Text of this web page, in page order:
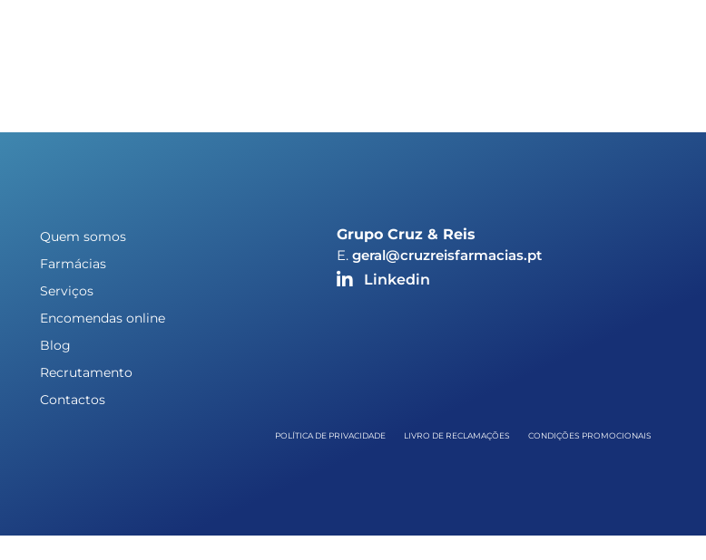
Quem somos
Farmácias
Serviços
Encomendas online
Blog
Recrutamento
Contactos
Grupo Cruz & Reis
E.geral@cruzreisfarmacias.pt
Linkedin
POLÍTICA DE PRIVACIDADE LIVRO DE RECLAMAÇÕES CONDIÇÕES PROMOCIONAIS